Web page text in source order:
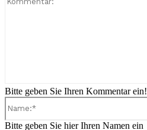
Bitte geben Sie Ihren Kommentar ein!
Bitte geben Sie hier Ihren Namen ein